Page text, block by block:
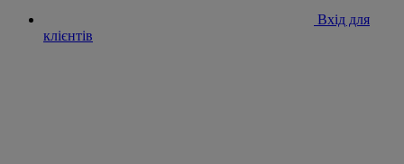
Вхід для
клієнтів